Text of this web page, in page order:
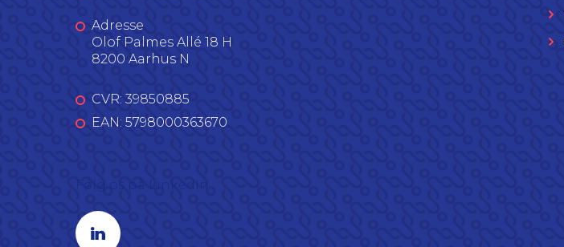
Adresse
Olof Palmes Allé 18 H
8200 Aarhus N
CVR: 39850885
EAN: 5798000363670
Linkedin profil